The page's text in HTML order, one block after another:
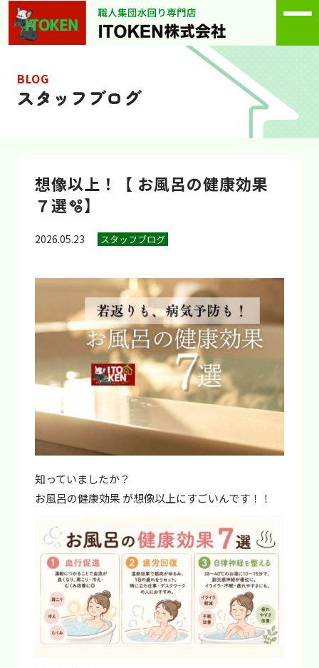
BLOG
スタッフブログ
想像以上！【 お風呂の健康効果
７選🫧】
2026.05.23 スタッフブログ
知っていましたか？
お風呂の健康効果 が想像以上にすごいんです！！